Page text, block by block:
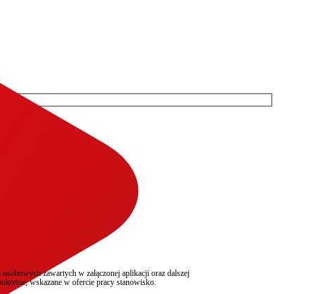
zawartych w załączonej aplikacji oraz dalszej
wskazane w ofercie pracy stanowisko.